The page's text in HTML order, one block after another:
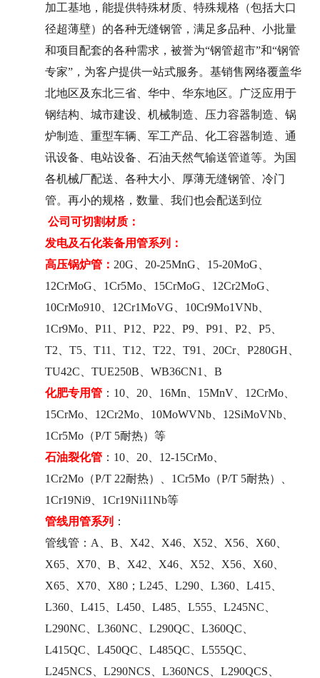
加工基地，能提供特殊材质、特殊规格（包括大口
径超薄壁）的各种无缝钢管，满足多品种、小批量
和项目配套的各种需求，被誉为“钢管超市”和“钢管
专家”，为客户提供一站式服务。基销售网络覆盖华
北地区及东北三省、华中、华东地区。广泛应用于
钢结构、城市建设、机械制造、压力容器制造、锅
炉制造、重型车辆、军工产品、化工容器制造、通
讯设备、电站设备、石油天然气输送管道等。为国
各机械厂配送、各种大小、厚薄无缝钢管、冷门
管。再小的规格，数量、我们也会配送到位
公司可切割材质：
发电及石化装备用管系列：
高压锅炉管： 20G、20-25MnG、15-20MoG、
12CrMoG、1Cr5Mo、15CrMoG、12Cr2MoG、
10CrMo910、12Cr1MoVG、10Cr9Mo1VNb、
1Cr9Mo、P11、P12、P22、P9、P91、P2、P5、
T2、T5、T11、T12、T22、T91、20Cr、P280GH、
TU42C、TUE250B、WB36CN1、B
化肥专用管 ：10、20、16Mn、15MnV、12CrMo、
15CrMo、12Cr2Mo、10MoWVNb、12SiMoVNb、
1Cr5Mo （P/T 5耐热）等
石油裂化管 ：10、20、12-15CrMo、
1Cr2Mo（P/T 22耐热）、1Cr5Mo（P/T 5耐热）、
1Cr19Ni9、1Cr19Ni11Nb等
管线用管系列 ：
管线管：A、B、X42、X46、X52、X56、X60、
X65、X70、B、X42、X46、X52、X56、X60、
X65、X70、X80；L245、L290、L360、L415、
L360、L415、L450、L485、L555、L245NC、
L290NC、L360NC、L290QC、L360QC、
L415QC、L450QC、L485QC、L555QC、
L245NCS、L290NCS、L360NCS、L290QCS、